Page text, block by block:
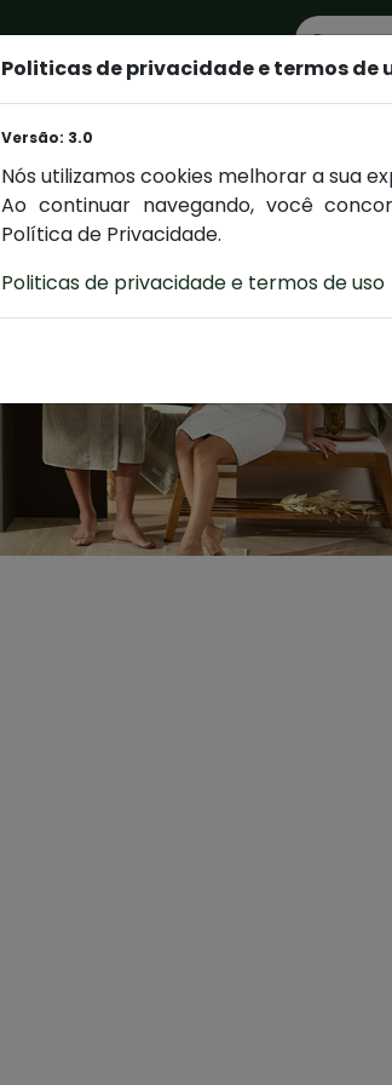
Toalhas Linha Cama
Politicas de privacidade e termos de
Versão: 3.0
Nós utilizamos cookies melhorar a sua
Ao continuar navegando, você
Política de Privacidade.
Politicas de privacidade e termos de uso